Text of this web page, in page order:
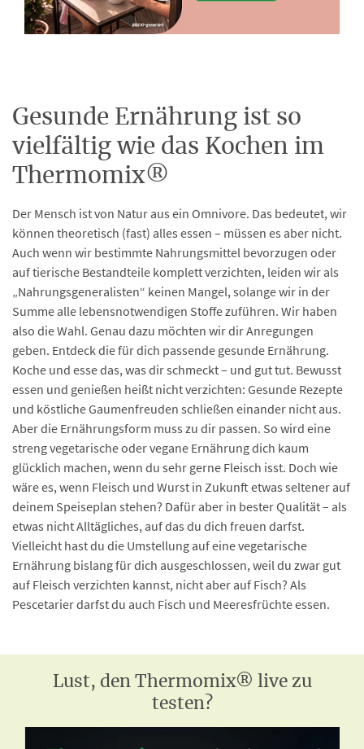
Gesunde Ernährung ist so
vielfältig wie das Kochen im
Thermomix®
Der Mensch ist von Natur aus ein Omnivore. Das bedeutet, wir
können theoretisch (fast) alles essen – müssen es aber nicht.
Auch wenn wir bestimmte Nahrungsmittel bevorzugen oder
auf tierische Bestandteile komplett verzichten, leiden wir als
„Nahrungsgeneralisten“ keinen Mangel, solange wir in der
Summe alle lebensnotwendigen Stoffe zuführen. Wir haben
also die Wahl. Genau dazu möchten wir dir Anregungen
geben. Entdeck die für dich passende gesunde Ernährung.
Koche und esse das, was dir schmeckt – und gut tut. Bewusst
essen und genießen heißt nicht verzichten: Gesunde Rezepte
und köstliche Gaumenfreuden schließen einander nicht aus.
Aber die Ernährungsform muss zu dir passen. So wird eine
streng vegetarische oder vegane Ernährung dich kaum
glücklich machen, wenn du sehr gerne Fleisch isst. Doch wie
wäre es, wenn Fleisch und Wurst in Zukunft etwas seltener auf
deinem Speiseplan stehen? Dafür aber in bester Qualität – als
etwas nicht Alltägliches, auf das du dich freuen darfst.
Vielleicht hast du die Umstellung auf eine vegetarische
Ernährung bislang für dich ausgeschlossen, weil du zwar gut
auf Fleisch verzichten kannst, nicht aber auf Fisch? Als
Pescetarier darfst du auch Fisch und Meeresfrüchte essen.
Lust, den Thermomix® live zu
testen?